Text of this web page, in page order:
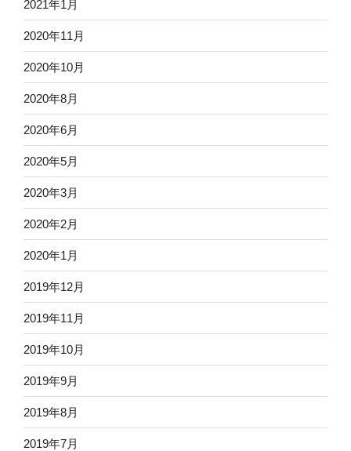
2021年1月
2020年11月
2020年10月
2020年8月
2020年6月
2020年5月
2020年3月
2020年2月
2020年1月
2019年12月
2019年11月
2019年10月
2019年9月
2019年8月
2019年7月